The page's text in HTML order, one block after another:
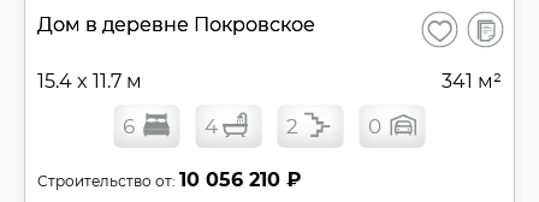
Дом в деревне Покровское Сохранить
В
15.4 x 11.7 м 341 м²
6 4 2 0
Строительство от: 10 056 210 ₽